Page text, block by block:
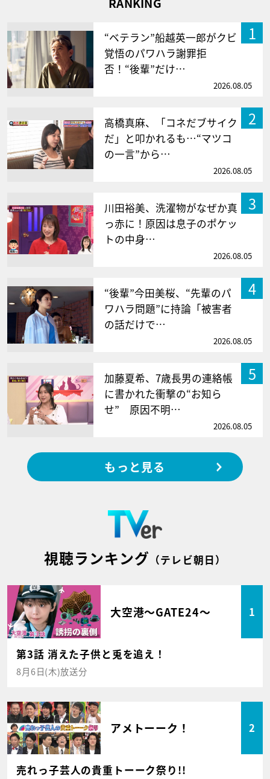
1
“ベテラン”船越英一郎がクビ
覚悟のパワハラ謝罪拒
否！“後輩”だけ…
2026.08.05
2
高橋真麻、「コネだブサイク
だ」と叩かれるも…“マツコ
の一言”から…
2026.08.05
3
川田裕美、洗濯物がなぜか真
っ赤に！原因は息子のポケッ
トの中身…
2026.08.05
4
“後輩”今田美桜、“先輩のパ
ワハラ問題”に持論「被害者
の話だけで…
2026.08.05
5
加藤夏希、7歳長男の連絡帳
に書かれた衝撃の“お知ら
せ” 原因不明…
2026.08.05
もっと見る
視聴ランキング （テレビ朝日）
大空港～GATE24～ 1
第3話 消えた子供と兎を追え！
8月6日(木)放送分
アメトーーク！ 2
売れっ子芸人の貴重トーーク祭り!!